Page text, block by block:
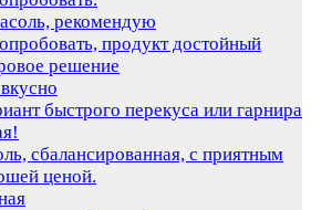
рекомендую
продукт достойный
решение
быстрого перекуса или гарнира
сбалансированная, с приятным
ценой.